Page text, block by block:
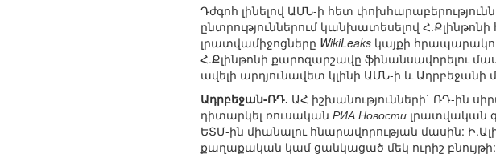
Դժգոհ լինելով ԱՄՆ-ի հետ
ընտրություններում կանխատեսելով
լրատվամիջոցները WikiLeaks կայքի
Հ.Քլինթոնի քարոզարշավը ֆինանսավորելու
ավելի արդյունավետ կլինի ԱՄՆ-ի և
Ադրբեջան-ՌԴ. ԱՀ իշխանությունների` ՌԴ-ին
դիտարկել ռուսական РИА Новости լրատվական
ԵՏՄ-ին միանալու հնարավորության մասին:
քաղաքական կամ ցանկացած մեկ ուրիշ բնույթի: